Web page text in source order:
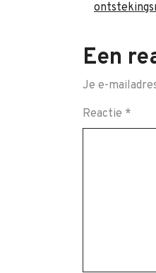
Een
Je e-
Reactie *